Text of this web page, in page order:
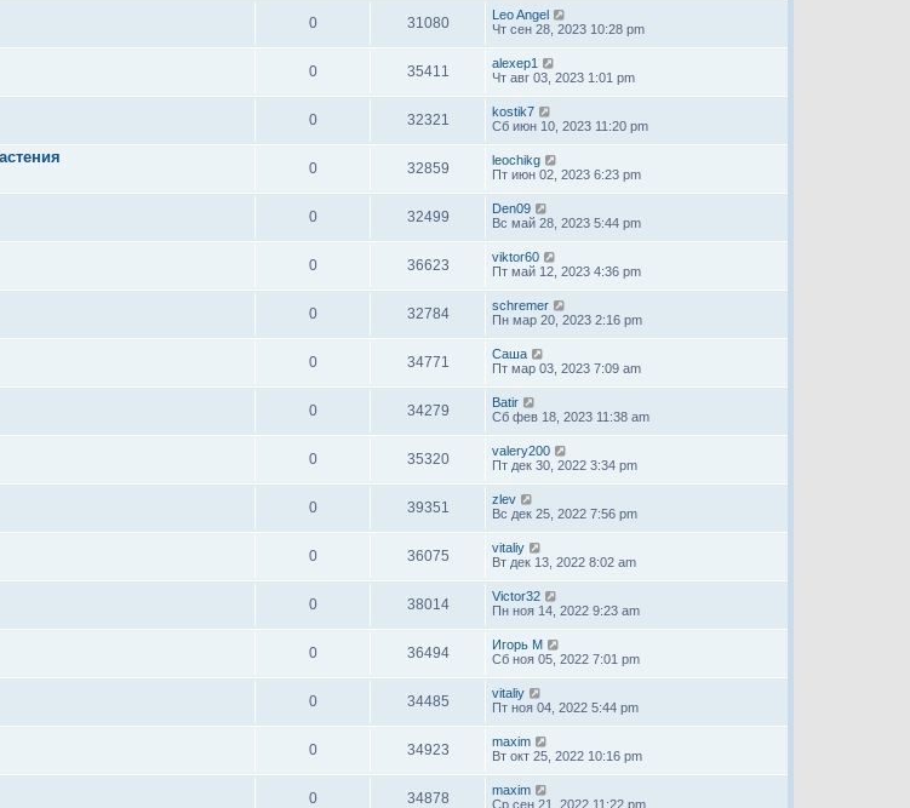
0 31080
Leo Angel
Чт сен 28, 2023 10:28 pm
0 35411
alexep1
Чт авг 03, 2023 1:01 pm
0 32321
kostik7
Сб июн 10, 2023 11:20 pm
0 32859
leochikg
Пт июн 02, 2023 6:23 pm
0 32499
Den09
Вс май 28, 2023 5:44 pm
0 36623
viktor60
Пт май 12, 2023 4:36 pm
0 32784
schremer
Пн мар 20, 2023 2:16 pm
0 34771
Саша
Пт мар 03, 2023 7:09 am
0 34279
Batir
Сб фев 18, 2023 11:38 am
0 35320
valery200
Пт дек 30, 2022 3:34 pm
0 39351
zlev
Вс дек 25, 2022 7:56 pm
0 36075
vitaliy
Вт дек 13, 2022 8:02 am
0 38014
Victor32
Пн ноя 14, 2022 9:23 am
0 36494
Игорь М
Сб ноя 05, 2022 7:01 pm
0 34485
vitaliy
Пт ноя 04, 2022 5:44 pm
0 34923
maxim
Вт окт 25, 2022 10:16 pm
0 34878
maxim
Ср сен 21, 2022 11:22 pm